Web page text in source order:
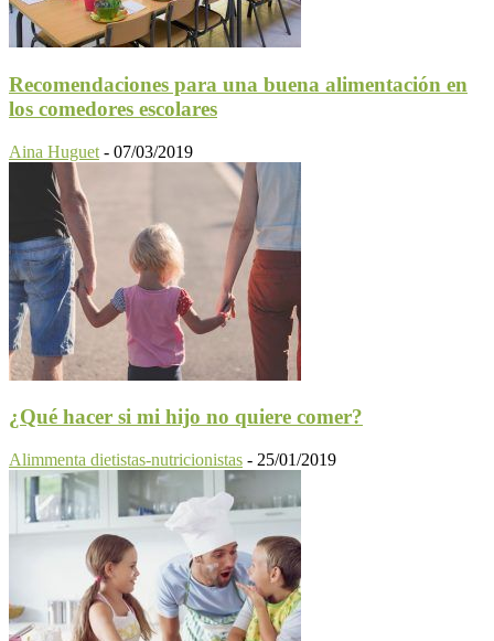
Recomendaciones para una buena alimentación en
los comedores escolares
Aina Huguet - 07/03/2019
¿Qué hacer si mi hijo no quiere comer?
Alimmenta dietistas-nutricionistas - 25/01/2019